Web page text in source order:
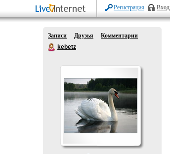
Регистрация Вход
Записи Друзья
Комментарии
kebetz